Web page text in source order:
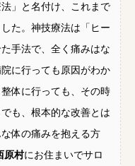
」と名付け、これまで
た。神技療法は「ヒー
手法で、全く痛みはな
に行っても原因がわか
体に行っても、その時
も、根本的な改善とは
体の痛みを抱える方
原村にお住まいでサロ